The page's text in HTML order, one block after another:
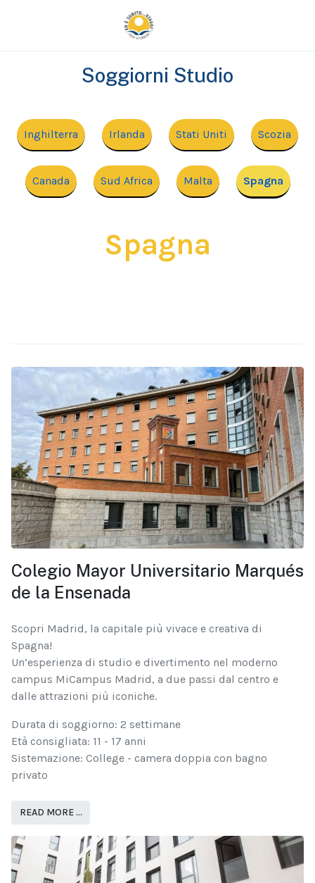
Soggiorni Studio
Inghilterra Irlanda Stati Uniti Scozia
Canada Sud Africa Malta Spagna
Spagna
Colegio Mayor Universitario Marqués
de la Ensenada
Scopri Madrid, la capitale più vivace e creativa di
Spagna!
Un’esperienza di studio e divertimento nel moderno
campus MiCampus Madrid, a due passi dal centro e
dalle attrazioni più iconiche.
Durata di soggiorno: 2 settimane
Età consigliata: 11 - 17 anni
Sistemazione: College - camera doppia con bagno
privato
READ MORE …